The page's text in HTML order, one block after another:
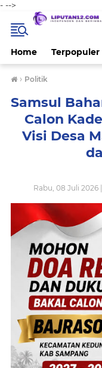
- -->
Home Terpopuler
› Politik
Samsul
Calon
Visi Desa
Rabu, 08 Juli 2026